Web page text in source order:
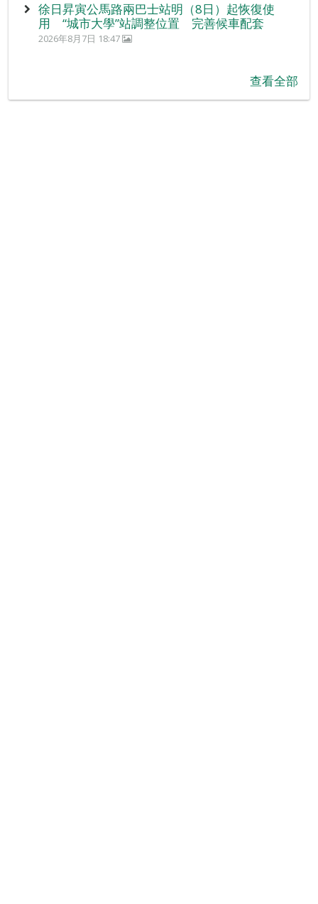
徐日昇寅公馬路兩巴士站明（8日）起恢復使
用 “城市大學”站調整位置 完善候車配套
2026年8月7日 18:47
查看全部